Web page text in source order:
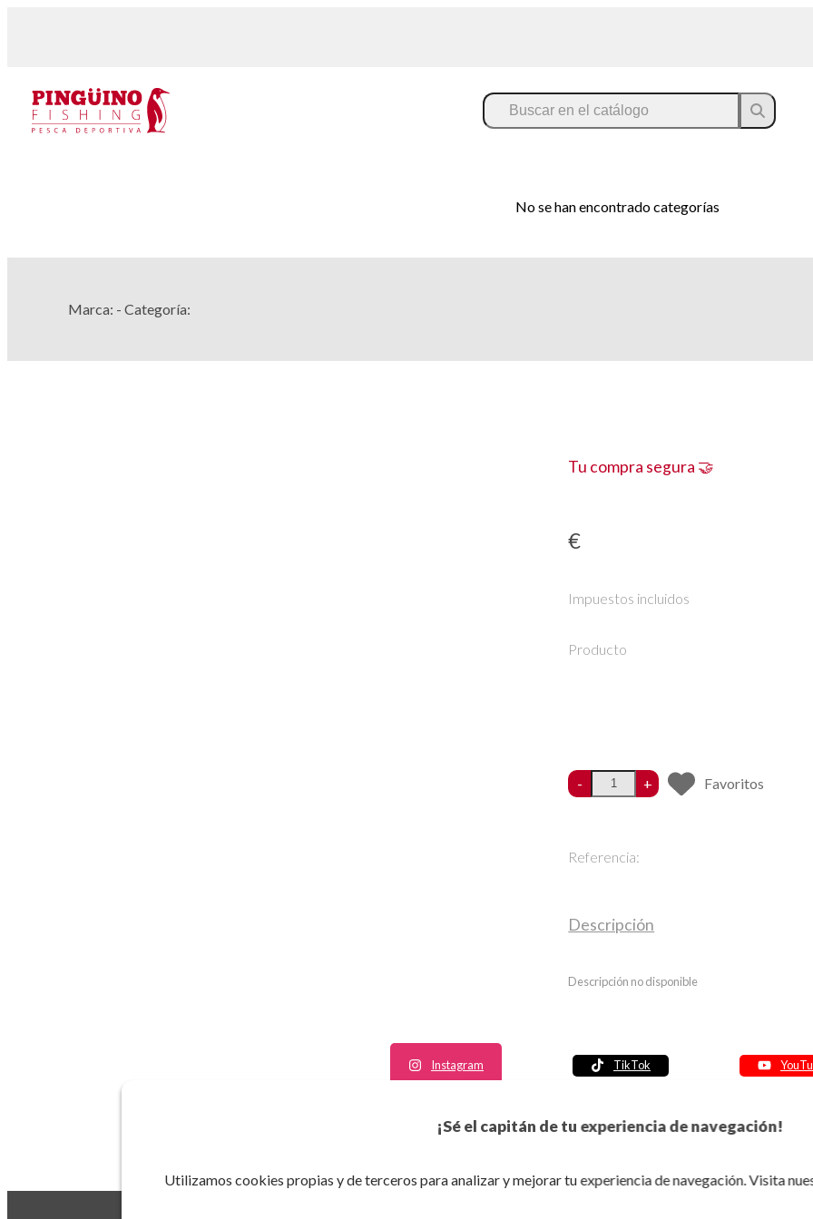
¡Sé el capitán de tu experiencia de navegación!
Utilizamos cookies propias y de terceros para analizar y mejorar tu experiencia de navegación. Visita
No se han encontrado categorías
Marca: - Categoría:
Tu compra segura 🤝
€
Impuestos incluidos
Producto
- + Favoritos
Referencia:
Descripción
Descripción no disponible
Instagram TikTok
Política de seguridad